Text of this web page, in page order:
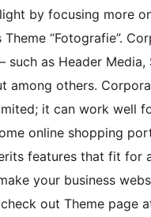
by focusing more
Theme “Fotografie”.
as Header
others.
it can work well
online shopping
features that fit
your business
out Theme